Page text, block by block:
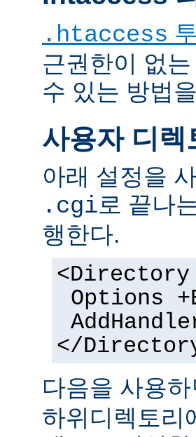
.htaccess
근권한이 없
수 있는 방법
사용자 디렉
아래 설정을
.cgi로 끝나
행한다.
Options
</
다음을 사용
하위디렉토리